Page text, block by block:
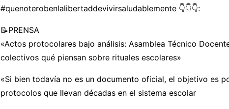
#quenoterobenlalibertaddevivirsaludablemente 👇👇👇:
📝PRENSA
«Actos protocolares bajo análisis: Asamblea Técnico
colectivos qué piensan sobre rituales escolares»
«Si bien todavía no es un documento oficial, el objetivo es
protocolos que llevan décadas en el sistema escolar